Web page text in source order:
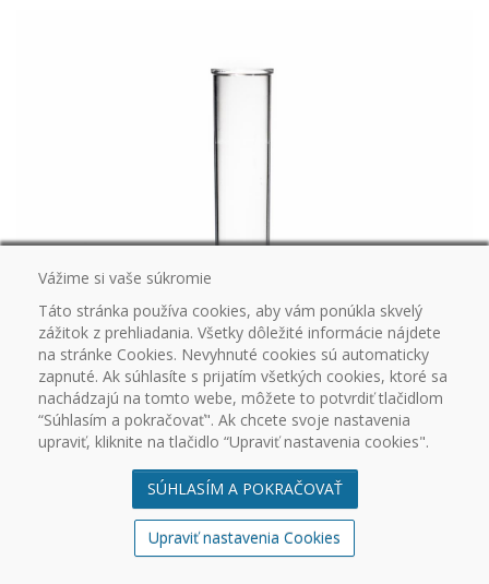
Skúmavka Ø 16x103mm, PS, kónická, graduovaná 0,5 / 1 / 2,5 /
Vážime si vaše súkromie
Táto stránka používa cookies, aby vám ponúkla skvelý
zážitok z prehliadania. Všetky dôležité informácie nájdete
na stránke Cookies. Nevyhnuté cookies sú automaticky
zapnuté. Ak súhlasíte s prijatím všetkých cookies, ktoré sa
nachádzajú na tomto webe, môžete to potvrdiť tlačidlom
“Súhlasím a pokračovať". Ak chcete svoje nastavenia
upraviť, kliknite na tlačidlo “Upraviť nastavenia cookies".
SÚHLASÍM A POKRAČOVAŤ
Upraviť nastavenia Cookies